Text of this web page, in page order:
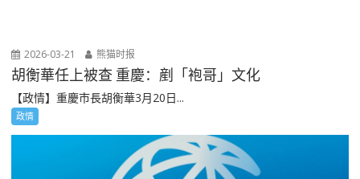
2026-03-21 熊猫时报
胡衡華任上被查 重慶：剷「袍哥」文化
【政情】重慶市長胡衡華3月20日...
政情